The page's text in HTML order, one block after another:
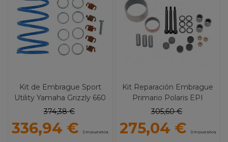
Kit de Embrague Sport
Utility Yamaha Grizzly 660
EPI
374,38 €
336,94 € (impuestos
Kit Reparación Embrague
Primario Polaris EPI
WE210185
305,60 €
275,04 € (impuestos